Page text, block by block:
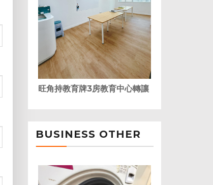
旺角持教育牌3房教育中心轉讓
BUSINESS OTHER